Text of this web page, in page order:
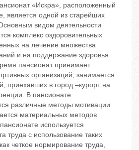
«Искра», расположенный
является одной из старейших
видом деятельности
комплекс оздоровительных
на лечение множества
и на поддержание здоровья
пансионат принимает
организаций, занимается
приехавших в город –курорт на
В пансионате
различные методы мотивации
материальных методов
используется
труда с использование таких
четкое нормирование труда,